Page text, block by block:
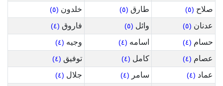
صلاح (٥) طارق (٥) خلدون (٥)
عدنان (٥) وائل (٥) فاروق (٤)
حسام (٤) اسامه (٤) وجيه (٤)
عصام (٤) كامل (٤) توفيق (٤)
عماد (٤) سامر (٤) جلال (٤)